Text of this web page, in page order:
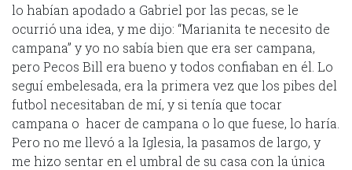
lo habían apodado a Gabriel por las pecas, se le
ocurrió una idea, y me dijo: “Marianita te necesito de
campana” y yo no sabía bien que era ser campana,
pero Pecos Bill era bueno y todos confiaban en él. Lo
seguí embelesada, era la primera vez que los pibes del
futbol necesitaban de mí, y si tenía que tocar
campana o hacer de campana o lo que fuese, lo haría.
Pero no me llevó a la Iglesia, la pasamos de largo, y
me hizo sentar en el umbral de su casa con la única